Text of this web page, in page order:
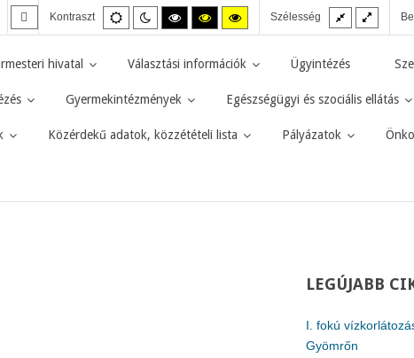
Kontraszt
Alapértelmezett
mód
Éjszakai
mód
Magas
kontraszt
mód.
Magas
kontraszt
mód.
Magas
kontraszt
mód.
Szélesség
Fix
elrendezés
Széles
hivatal Választási információk Ügyintézés
Gyermekintézmények Egészségügyi és szociális ellátás
Közérdekű adatok, közzétételi lista Pályázatok
LEGÚJABB
I. fokú
Gyömrőn